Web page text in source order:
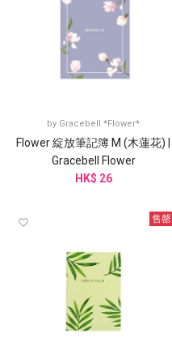
by Gracebell *Flower*
Flower 綻放筆記簿 M (木蓮花) |
Gracebell Flower
HK$ 26
售罄